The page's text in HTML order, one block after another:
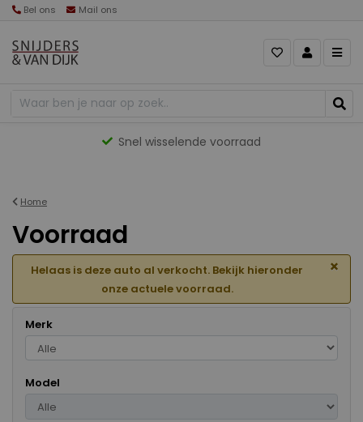
Bel ons Mail ons
Gevarieerd aanbod
Home
Voorraad
Helaas is deze auto al verkocht. Bekijk hieronder
onze actuele voorraad.
×
Merk
Model